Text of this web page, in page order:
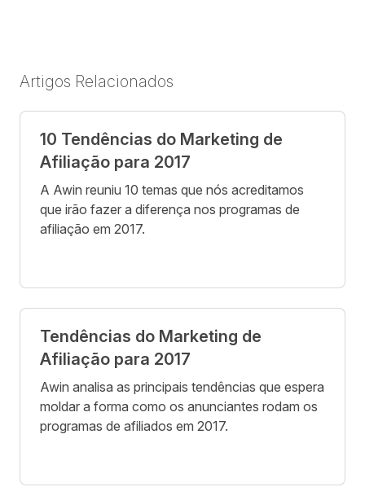
Artigos Relacionados
10 Tendências do Marketing de
Afiliação para 2017
A Awin reuniu 10 temas que nós acreditamos
que irão fazer a diferença nos programas de
afiliação em 2017.
Tendências do Marketing de
Afiliação para 2017
Awin analisa as principais tendências que espera
moldar a forma como os anunciantes rodam os
programas de afiliados em 2017.